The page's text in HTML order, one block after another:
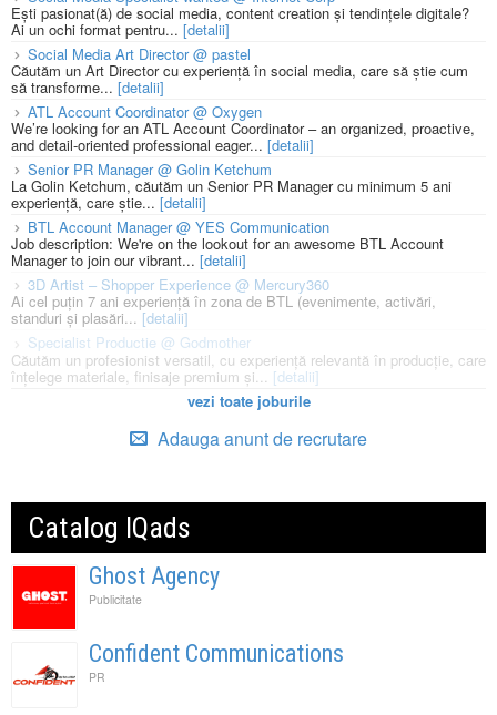
Ești pasionat(ă) de social media, content creation și tendințele digitale?
Ai un ochi format pentru... [detalii]
Social Media Art Director @ pastel
Căutăm un Art Director cu experiență în social media, care să știe cum
să transforme... [detalii]
ATL Account Coordinator @ Oxygen
We’re looking for an ATL Account Coordinator – an organized, proactive,
and detail-oriented professional eager... [detalii]
Senior PR Manager @ Golin Ketchum
La Golin Ketchum, căutăm un Senior PR Manager cu minimum 5 ani
experiență, care știe... [detalii]
BTL Account Manager @ YES Communication
Job description: We're on the lookout for an awesome BTL Account
Manager to join our vibrant... [detalii]
3D Artist – Shopper Experience @ Mercury360
Ai cel puțin 7 ani experiență în zona de BTL (evenimente, activări,
standuri și plasări... [detalii]
Specialist Productie @ Godmother
Căutăm un profesionist versatil, cu experiență relevantă în producție, care
înțelege materiale, finisaje premium și... [detalii]
vezi toate joburile
Adauga anunt de recrutare
Catalog IQads
Ghost Agency
Publicitate
Confident Communications
PR